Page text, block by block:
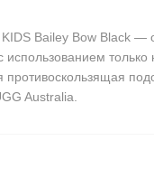
KIDS Bailey Bow
использованием
Australia.